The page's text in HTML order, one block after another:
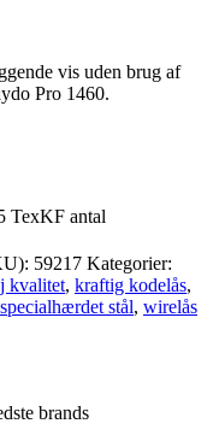
vis uden brug af
Pro 1460.
TexKF antal
59217 Kategorier:
kvalitet, kraftig kodelås,
specialhærdet stål, wirelås
brands